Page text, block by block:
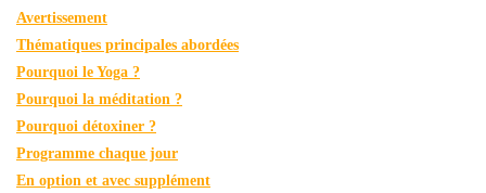
Avertissement
Thématiques principales abordées
Pourquoi le Yoga ?
Pourquoi la méditation ?
Pourquoi détoxiner ?
Programme chaque jour
En option et avec supplément